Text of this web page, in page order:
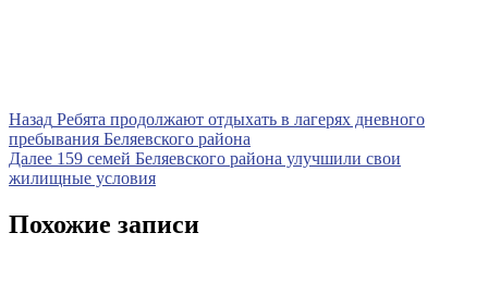
Навигация
по
записям
Назад Предыдущая
запись
Ребята продолжают отдыхать в лагерях дневного
пребывания Беляевского района
Далее Следующая
запись
159 семей Беляевского района улучшили свои
жилищные условия
Похожие записи